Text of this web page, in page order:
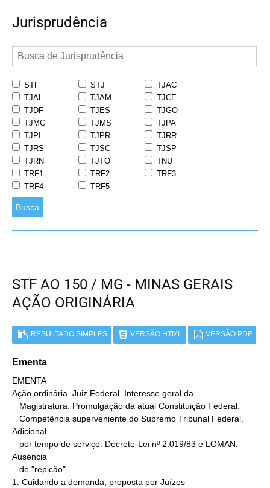
Jurisprudência
STF STJ
TJAC
TJAL
TJAM
TJCE
TJDF
TJES
TJGO
TJMG
TJMS
TJPA
TJPI
TJPR
TJRR
TJRS
TJSC
TJSP
TJRN
TJTO
TNU
TRF1
TRF2
TRF3
TRF4
TRF5
Busca
STF AO 150 / MG - MINAS GERAIS
AÇÃO ORIGINÁRIA
RESULTADO SIMPLES VERSÃO HTML VERSÃO PDF
Ementa
EMENTA
Ação ordinária. Juiz Federal. Interesse geral da
Adicional
Ausência
1. Cuidando a demanda, proposta por Juízes